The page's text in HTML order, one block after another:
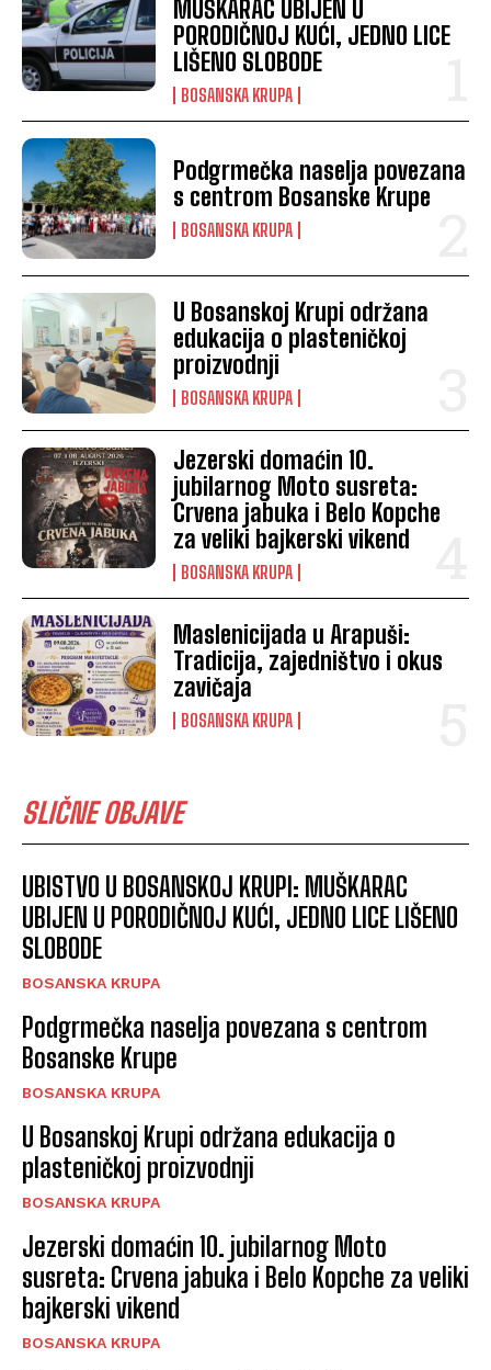
MUŠKARAC UBIJEN U
PORODIČNOJ KUĆI, JEDNO LICE
LIŠENO SLOBODE
BOSANSKA KRUPA
Podgrmečka naselja povezana
s centrom Bosanske Krupe
BOSANSKA KRUPA
U Bosanskoj Krupi održana
edukacija o plasteničkoj
proizvodnji
BOSANSKA KRUPA
Jezerski domaćin 10.
jubilarnog Moto susreta:
Crvena jabuka i Belo Kopche
za veliki bajkerski vikend
BOSANSKA KRUPA
Maslenicijada u Arapuši:
Tradicija, zajedništvo i okus
zavičaja
BOSANSKA KRUPA
SLIČNE OBJAVE
UBISTVO U BOSANSKOJ KRUPI: MUŠKARAC
UBIJEN U PORODIČNOJ KUĆI, JEDNO LICE LIŠENO
SLOBODE
BOSANSKA KRUPA
Podgrmečka naselja povezana s centrom
Bosanske Krupe
BOSANSKA KRUPA
U Bosanskoj Krupi održana edukacija o
plasteničkoj proizvodnji
BOSANSKA KRUPA
Jezerski domaćin 10. jubilarnog Moto
susreta: Crvena jabuka i Belo Kopche za veliki
bajkerski vikend
BOSANSKA KRUPA